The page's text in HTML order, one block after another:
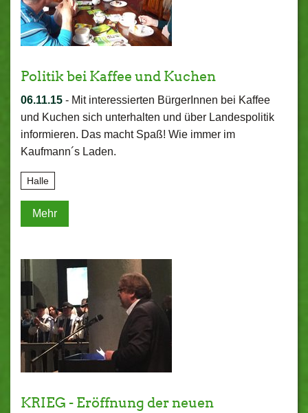
Politik bei Kaffee und Kuchen
06.11.15 - Mit interessierten BürgerInnen bei Kaffee
und Kuchen sich unterhalten und über Landespolitik
informieren. Das macht Spaß! Wie immer im
Kaufmann´s Laden.
Halle
Mehr
KRIEG - Eröffnung der neuen